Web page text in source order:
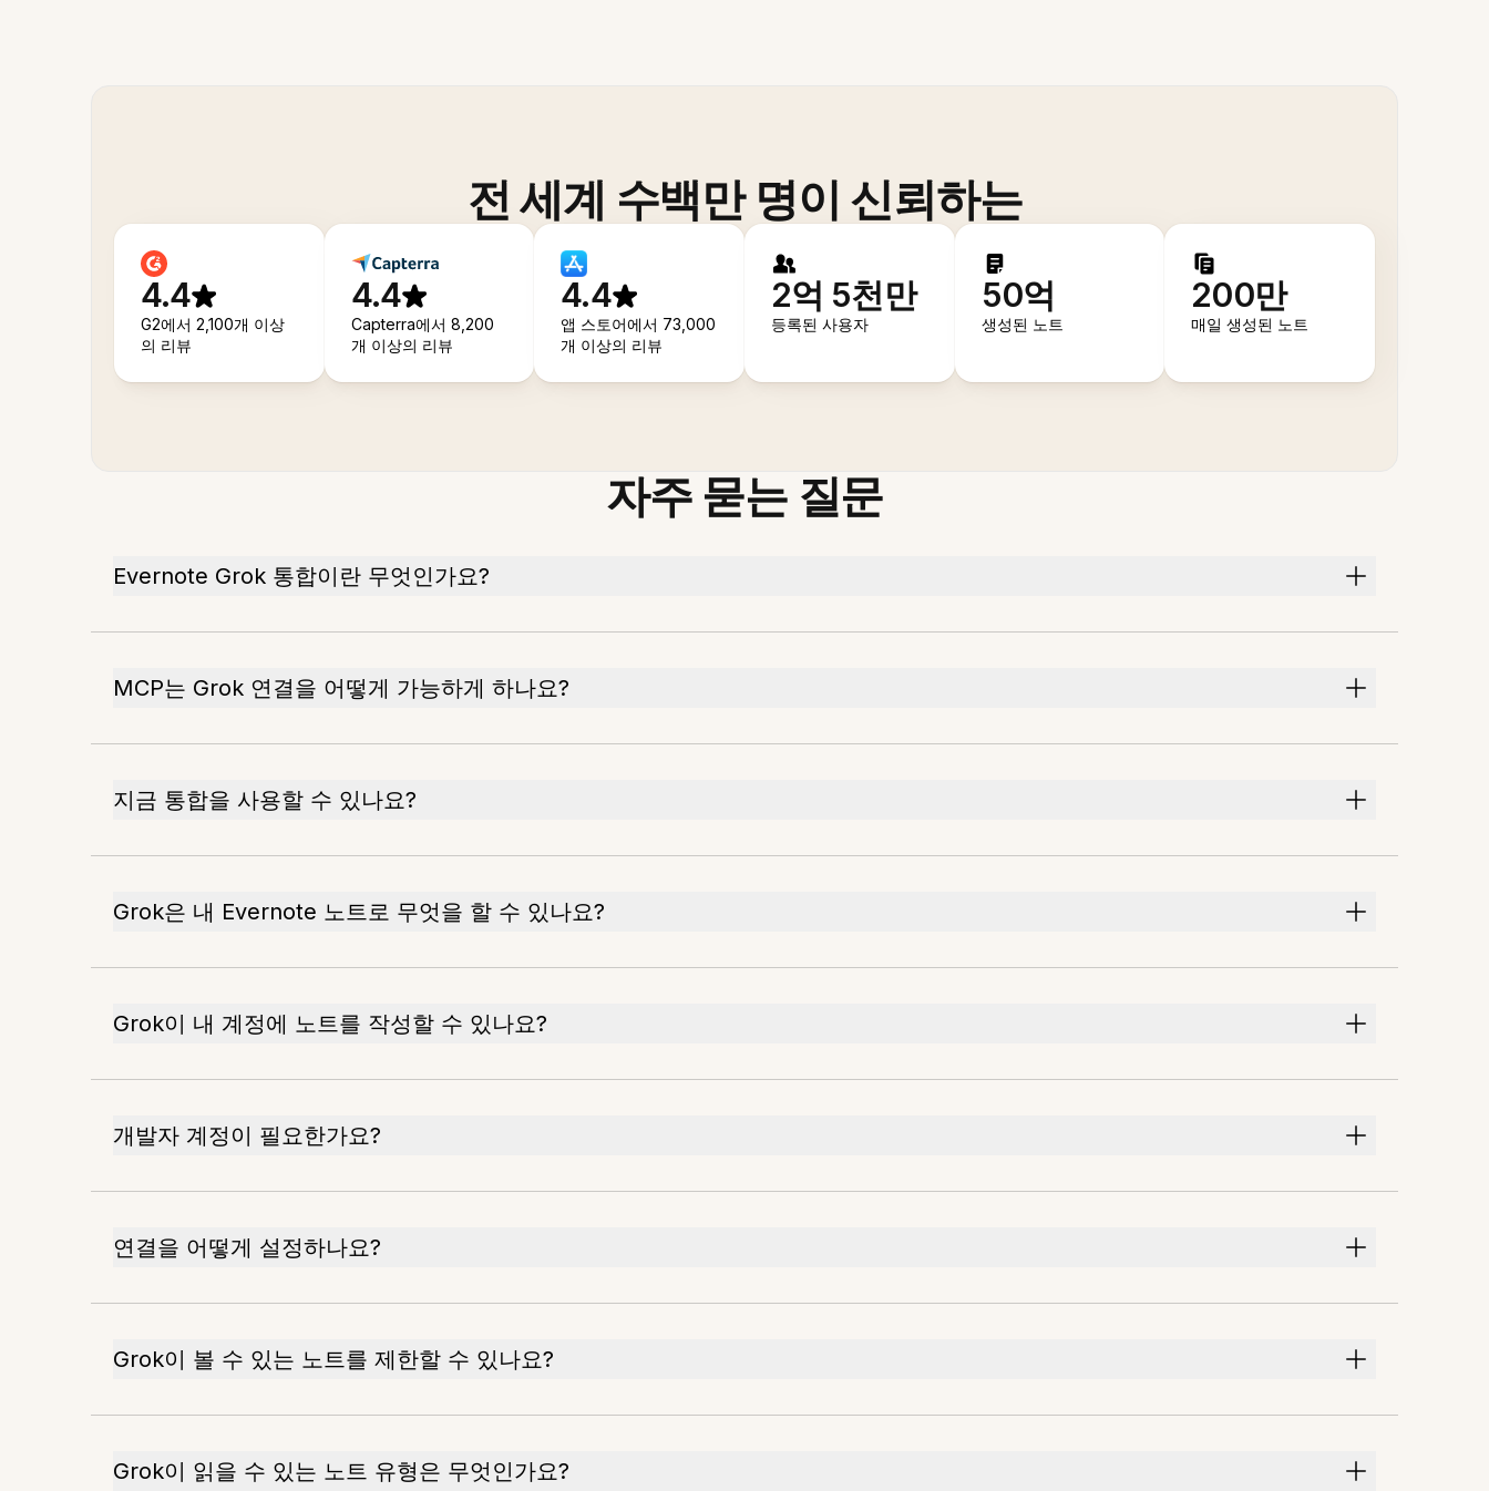
전 세계 수백만 명이 신뢰하는
4.4
G2에서 2,100개 이상
의 리뷰
4.4
Capterra에서 8,200
개 이상의 리뷰
4.4
앱 스토어에서 73,000
개 이상의 리뷰
2억 5천만
등록된 사용자
50억
생성된 노트
200만
매일 생성된 노트
자주 묻는 질문
Evernote Grok 통합이란 무엇인가요?
MCP는 Grok 연결을 어떻게 가능하게 하나요?
지금 통합을 사용할 수 있나요?
Grok은 내 Evernote 노트로 무엇을 할 수 있나요?
Grok이 내 계정에 노트를 작성할 수 있나요?
개발자 계정이 필요한가요?
연결을 어떻게 설정하나요?
Grok이 볼 수 있는 노트를 제한할 수 있나요?
Grok이 읽을 수 있는 노트 유형은 무엇인가요?